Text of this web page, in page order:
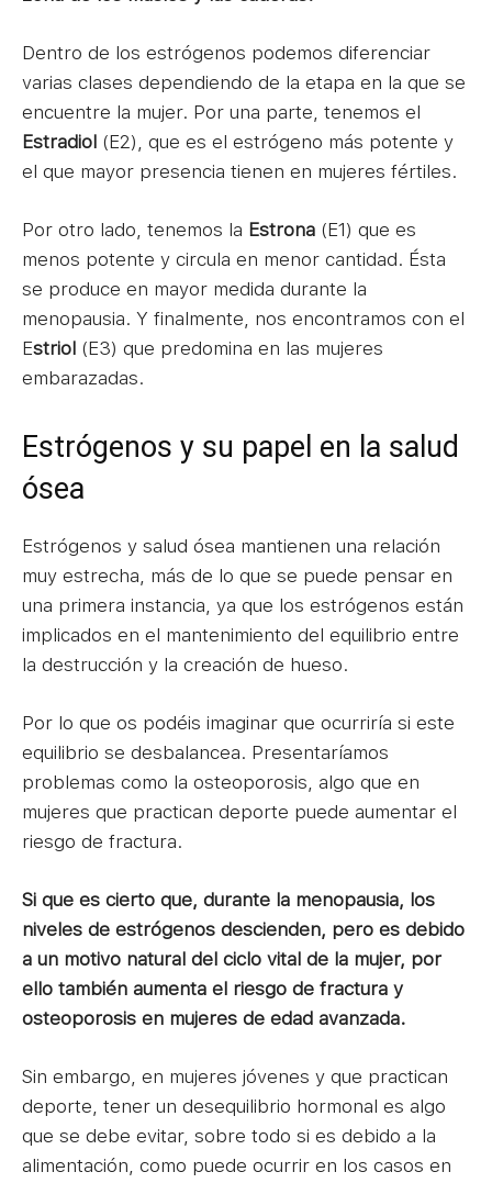
Dentro de los estrógenos podemos diferenciar
varias clases dependiendo de la etapa en la que se
encuentre la mujer. Por una parte, tenemos el
Estradiol (E2), que es el estrógeno más potente y
el que mayor presencia tienen en mujeres fértiles.
Por otro lado, tenemos la Estrona (E1) que es
menos potente y circula en menor cantidad. Ésta
se produce en mayor medida durante la
menopausia. Y finalmente, nos encontramos con el
Estriol (E3) que predomina en las mujeres
embarazadas.
Estrógenos y su papel en la salud
ósea
Estrógenos y salud ósea mantienen una relación
muy estrecha, más de lo que se puede pensar en
una primera instancia, ya que los estrógenos están
implicados en el mantenimiento del equilibrio entre
la destrucción y la creación de hueso.
Por lo que os podéis imaginar que ocurriría si este
equilibrio se desbalancea. Presentaríamos
problemas como la osteoporosis, algo que en
mujeres que practican deporte puede aumentar el
riesgo de fractura.
Si que es cierto que, durante la menopausia, los
niveles de estrógenos descienden, pero es debido
a un motivo natural del ciclo vital de la mujer, por
ello también aumenta el riesgo de fractura y
osteoporosis en mujeres de edad avanzada.
Sin embargo, en mujeres jóvenes y que practican
deporte, tener un desequilibrio hormonal es algo
que se debe evitar, sobre todo si es debido a la
alimentación, como puede ocurrir en los casos en